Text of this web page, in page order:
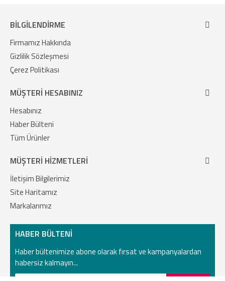
BILGILENDIRME
Firmamız Hakkında
Gizlilik Sözleşmesi
Çerez Politikası
MÜŞTERI HESABINIZ
Hesabınız
Haber Bülteni
Tüm Ürünler
MÜŞTERI HIZMETLERI
İletişim Bilgilerimiz
Site Haritamız
Markalarımız
HABER BÜLTENI
Haber bültenimize abone olarak fırsat ve kampanyalardan
habersiz kalmayın...